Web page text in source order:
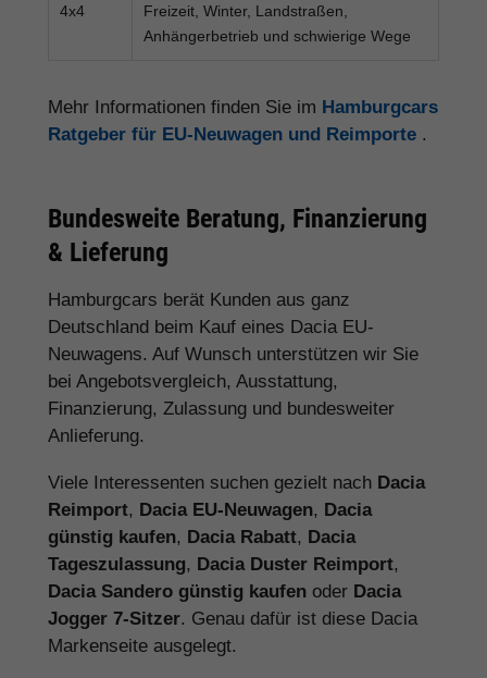
4x4
Freizeit, Winter, Landstraßen,
Anhängerbetrieb und schwierige Wege
Mehr Informationen finden Sie im Hamburgcars
Ratgeber für EU-Neuwagen und Reimporte .
Bundesweite Beratung, Finanzierung
& Lieferung
Hamburgcars berät Kunden aus ganz
Deutschland beim Kauf eines Dacia EU-
Neuwagens. Auf Wunsch unterstützen wir Sie
bei Angebotsvergleich, Ausstattung,
Finanzierung, Zulassung und bundesweiter
Anlieferung.
Viele Interessenten suchen gezielt nach Dacia
Reimport, Dacia EU-Neuwagen, Dacia
günstig kaufen, Dacia Rabatt, Dacia
Tageszulassung, Dacia Duster Reimport,
Dacia Sandero günstig kaufen oder Dacia
Jogger 7-Sitzer. Genau dafür ist diese Dacia
Markenseite ausgelegt.